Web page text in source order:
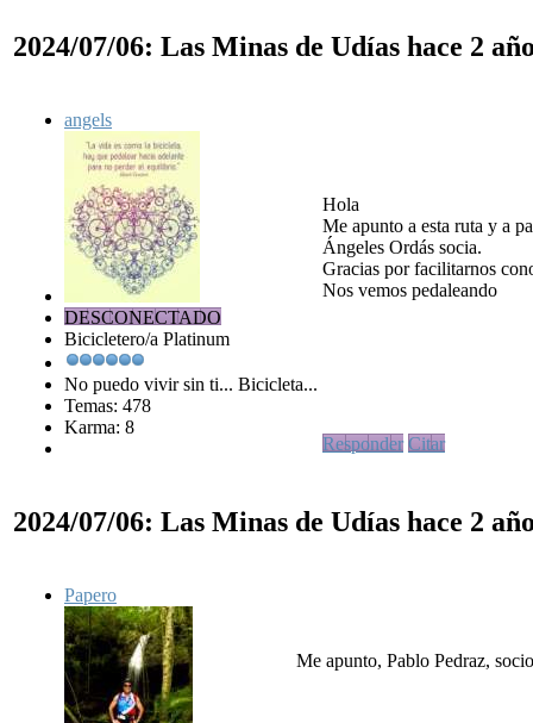
2024/07/06: Las Minas de Udías hace 2
angels
DESCONECTADO
Bicicletero/a Platinum
No puedo vivir sin ti... Bicicleta...
Temas: 478
Karma: 8
Hola
Me apunto a esta ruta y a
Ángeles Ordás socia.
Gracias por facilitarnos
Nos vemos pedaleando
Responder Citar
2024/07/06: Las Minas de Udías hace 2
Papero
Me apunto, Pablo Pedraz,